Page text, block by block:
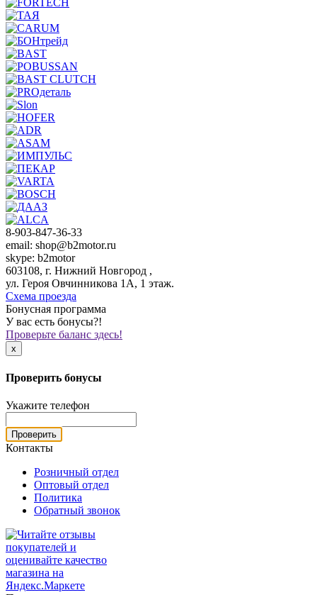
8-903-847-36-33
email: shop@b2motor.ru
skype: b2motor
603108, г. Нижний Новгород ,
ул. Героя Овчинникова 1А, 1 этаж.
Схема проезда
Бонусная программа
У вас есть бонусы?!
Проверьте баланс здесь!
x
Проверить бонусы
Укажите телефон
Проверить
Контакты
Розничный отдел
Оптовый отдел
Политика
Обратный звонок